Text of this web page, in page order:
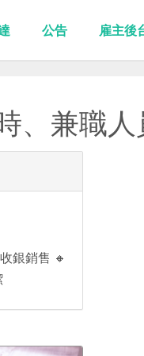
公告 雇主後
、兼職人
銀銷售 🔸